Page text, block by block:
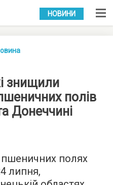
УКР РУС
НОВИНИ
знищили
полів
Донеччині
полях
липня,